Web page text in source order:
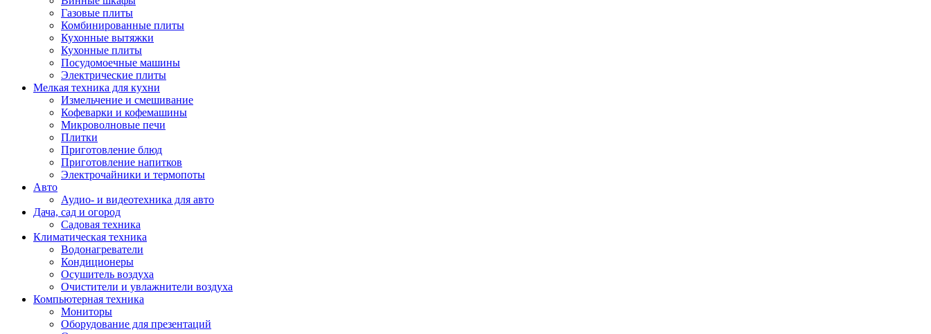
Газовые плиты
Комбинированные плиты
Кухонные вытяжки
Кухонные плиты
Посудомоечные машины
Электрические плиты
Мелкая техника для кухни
Измельчение и смешивание
Кофеварки и кофемашины
Микроволновые печи
Плитки
Приготовление блюд
Приготовление напитков
Электрочайники и термопоты
Авто
Аудио- и видеотехника для авто
Дача, сад и огород
Садовая техника
Климатическая техника
Водонагреватели
Кондиционеры
Осушитель воздуха
Очистители и увлажнители воздуха
Компьютерная техника
Мониторы
Оборудование для презентаций